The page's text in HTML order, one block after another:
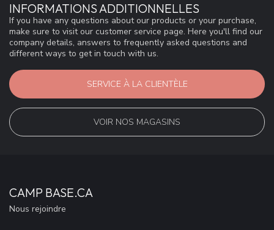
INFORMATIONS ADDITIONNELLES
If you have any questions about our products or your purchase,
make sure to visit our customer service page. Here you'll find our
company details, answers to frequently asked questions and
different ways to get in touch with us.
SERVICE À LA CLIENTÈLE
VOIR NOS MAGASINS
CAMP BASE.CA
Nous rejoindre